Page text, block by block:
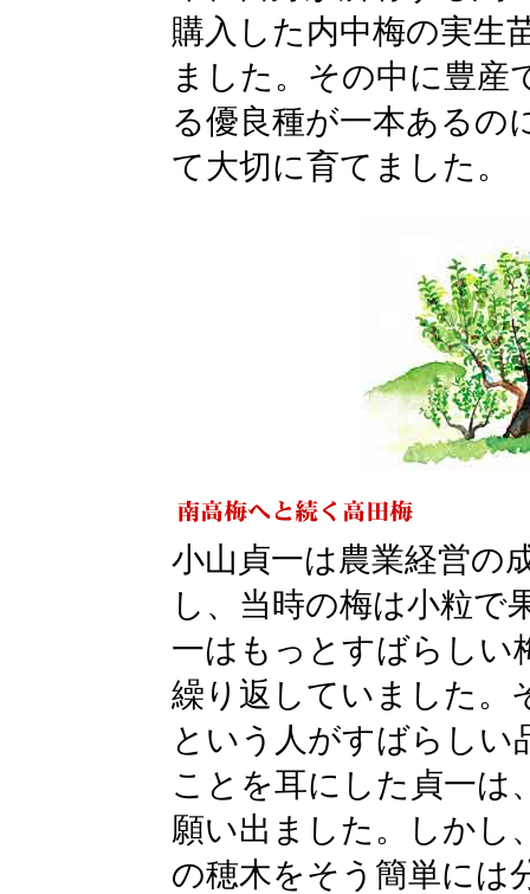
購入した内中梅の実生
ました。その中に豊産
る優良種が一本あるの
て大切に育てました。
小山貞一は農業経営の
し、当時の梅は小粒で
一はもっとすばらしい
繰り返していました。
という人がすばらしい
ことを耳にした貞一は
願い出ました。しかし
の穂木をそう簡単には